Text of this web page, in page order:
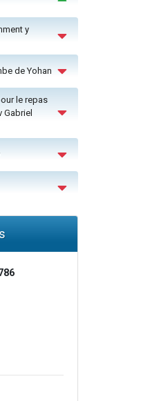
y
de Yohan
le repas
Gabriel